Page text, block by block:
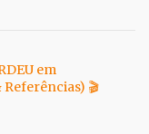
em
Referências) 🎬